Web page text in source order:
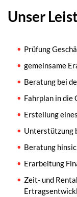
Unser
Prüfung
gemeinsame
Beratung bei
Fahrplan in die
Erstellung
Unterstützung
Beratung
Erarbeitung
Zeit- und